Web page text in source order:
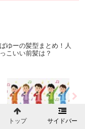
ゆーの髪型まとめ！人
こいい前髪は？
トップ サイドバー